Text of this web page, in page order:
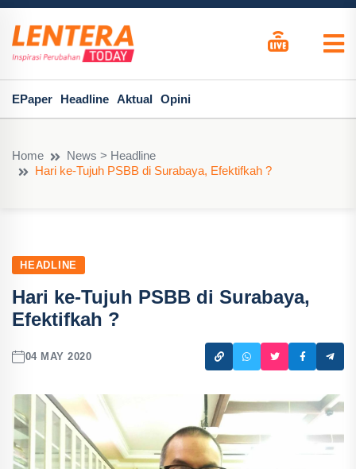
EPaper Headline Aktual Opini
Home
News > Headline
Hari ke-Tujuh PSBB di Surabaya, Efektifkah ?
HEADLINE
Hari ke-Tujuh PSBB di Surabaya,
Efektifkah ?
04 MAY 2020